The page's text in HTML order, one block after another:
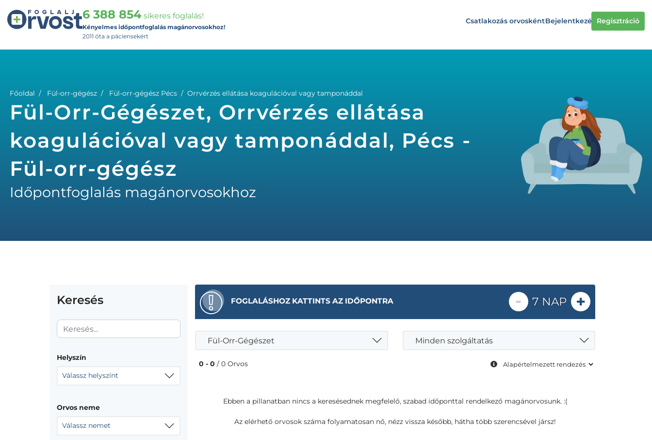
6 388 854 sikeres foglalás!
Kényelmes időpontfoglalás magánorvosokhoz!
2011 óta a páciensekért
Csatlakozás orvoskéntBejelentkezés Regisztráció
Főoldal Fül-orr-gégész Fül-orr-gégész Pécs Orrvérzés ellátása koagulációval vagy tamponáddal
Fül-Orr-Gégészet, Orrvérzés ellátása
koagulációval vagy tamponáddal, Pécs -
Fül-orr-gégész
Időpontfoglalás magánorvosokhoz
Keresés
Helyszín
Válassz helyszínt
Orvos neme
Válassz nemet
FOGLALÁSHOZ KATTINTS AZ IDŐPONTRA - 7 NAP +
Fül-Orr-Gégészet Minden szolgáltatás
0 - 0 / 0 Orvos
Ebben a pillanatban nincs a keresésednek megfelelő, szabad időponttal rendelkező magánorvosunk. :(
Az elérhető orvosok száma folyamatosan nő, nézz vissza később, hátha több szerencsével jársz!